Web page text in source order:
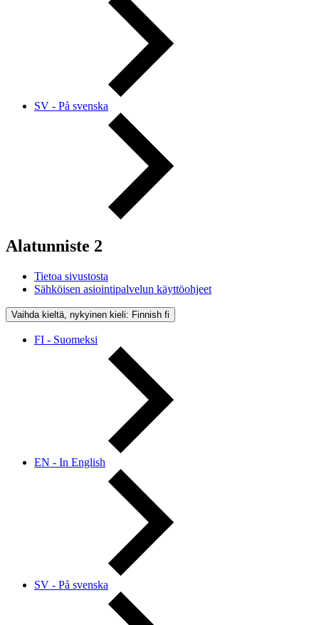
SV - På svenska
Alatunniste 2
Tietoa sivustosta
Sähköisen asiointipalvelun käyttöohjeet
Vaihda kieltä, nykyinen kieli: Finnish fi
FI - Suomeksi
EN - In English
SV - På svenska